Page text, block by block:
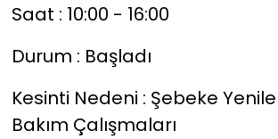
Saat : 10:00 - 16:00
Durum : Başladı
Kesinti Nedeni : Şebeke
Bakım Çalışmaları